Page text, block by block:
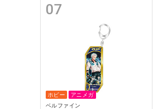
07
ホビー
アニメガ
ベルファイン